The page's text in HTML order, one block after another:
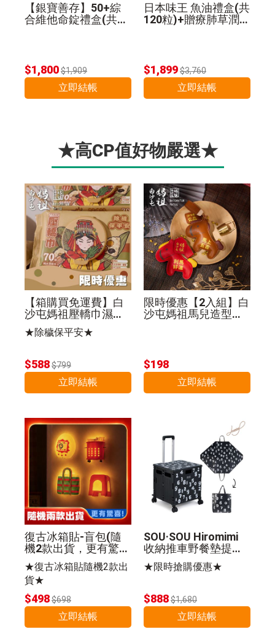
【銀寶善存】50+綜
合維他命錠禮盒(共26
$1,800$1,909
立即結帳
日本味王 魚油禮盒(共
120粒)+贈療肺草潤喉
$1,899$3,760
立即結帳
★高CP值好物嚴選★
【箱購買免運費】白
沙屯媽祖壓轎巾濕紙
巾70抽(24入組)除穢
保平安
★除穢保平安★
$588$799
立即結帳
限時優惠【2入組】白
沙屯媽祖馬兒造型皮
$198
立即結帳
復古冰箱貼-盲包(隨
機2款出貨，更有驚
喜)
★復古冰箱貼隨機2款出
貨★
$498$698
立即結帳
SOU·SOU Hiromimi
收納推車野餐墊提袋
組-SO-SU-U十數昆
★限時搶購優惠★
$888$1,680
立即結帳